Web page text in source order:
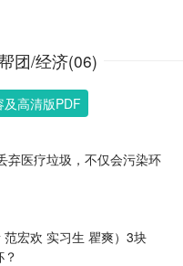
团/经济(06)
高清版PDF
弃医疗垃圾，不仅会污染环
宏欢 实习生 瞿爽）3块